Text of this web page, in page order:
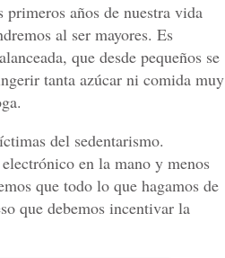
años de nuestra vida
al ser mayores. Es
que desde pequeños se
tanta azúcar ni comida muy
del sedentarismo.
en la mano y menos
que todo lo que hagamos de
que debemos incentivar la